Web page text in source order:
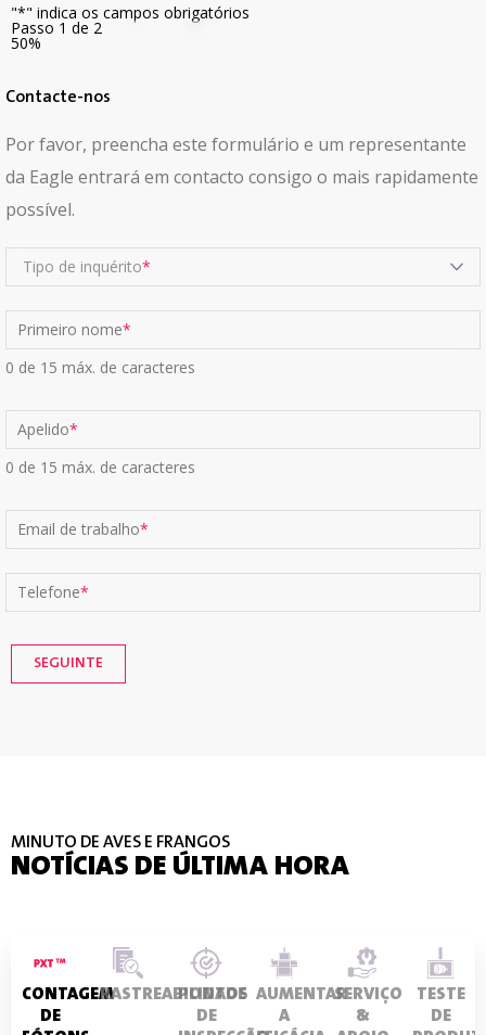
"*" indica os campos obrigatórios
Passo 1 de 2
50%
Contacte-nos
Por favor, preencha este formulário e um representante
da Eagle entrará em contacto consigo o mais rapidamente
possível.
Tipo de inquérito
Primeiro nome*
0 de 15 máx. de caracteres
Apelido*
0 de 15 máx. de caracteres
Email de trabalho*
Telefone*
MINUTO DE AVES E FRANGOS
NOTÍCIAS DE ÚLTIMA HORA
CONTAGEM
DE
RASTREABILIDADE
PONTOS
DE
AUMENTAR
A
SERVIÇO
&
TESTE
DE